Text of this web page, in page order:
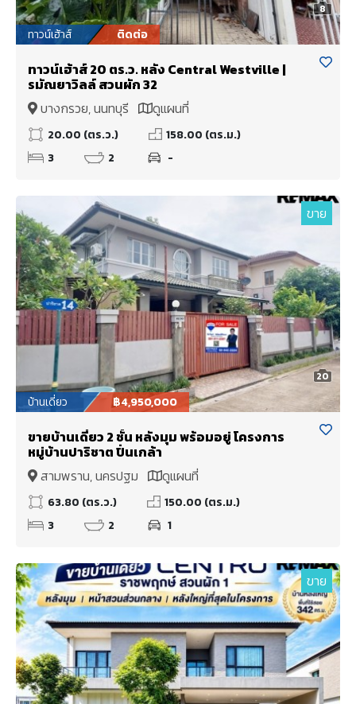
8
ทาวน์เฮ้าส์ ติดต่อ
ทาวน์เฮ้าส์ 20 ตร.ว. หลัง Central Westville |
รมัณยาวิลล์ สวนผัก 32
บางกรวย, นนทบุรี
ดูแผนที่
20.00 (ตร.ว.)
158.00 (ตร.ม.)
3
2 -
20
ขาย
บ้านเดี่ยว ฿4,950,000
ขายบ้านเดี่ยว 2 ชั้น หลังมุม พร้อมอยู่ โครงการ
หมู่บ้านปาริชาต ปิ่นเกล้า
สามพราน, นครปฐม
ดูแผนที่
63.80 (ตร.ว.)
150.00 (ตร.ม.)
3
2 1
ขาย